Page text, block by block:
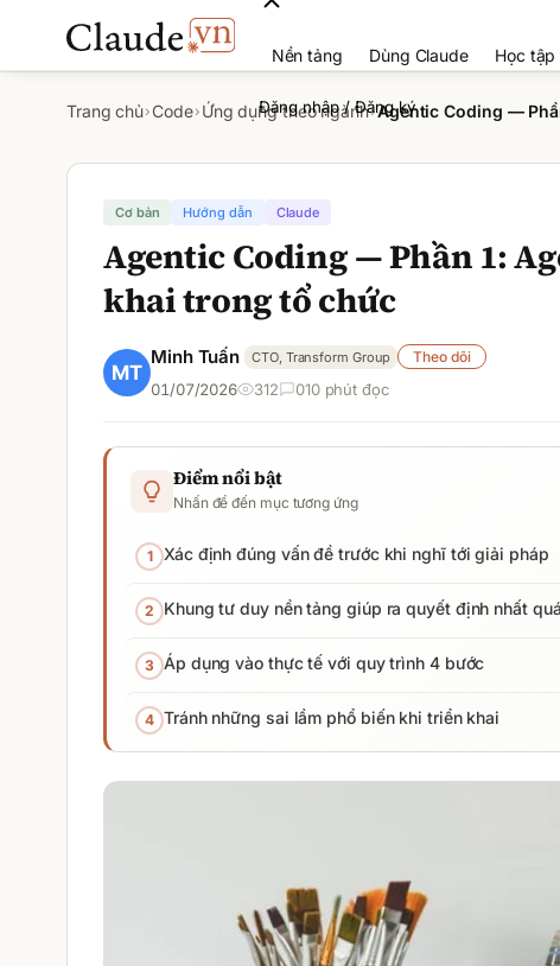
Nền tảng Dùng Claude Học tập
Đăng nhập / Đăng ký
Trang chủ› Code› Ứng dụng theo ngành›Agentic Coding —
Cơ bản Hướng dẫn Claude
Agentic Coding — Phần 1:
khai trong tổ chức
Minh Tuấn CTO, Transform Group Theo dõi
01/07/2026 312 010phút đọc
Điểm nổi bật
Nhấn để đến mục tương ứng
1 Xác định đúng vấn đề trước khi nghĩ tới giải pháp
2 Khung tư duy nền tảng giúp ra quyết định nhất
3 Áp dụng vào thực tế với quy trình 4 bước
4 Tránh những sai lầm phổ biến khi triển khai